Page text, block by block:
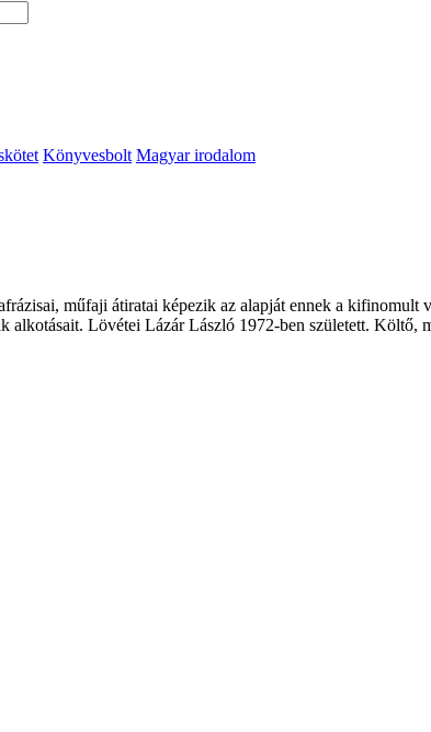
Könyvesbolt Magyar irodalom
műfaji átiratai képezik az alapját ennek a kifinomult
alkotásait. Lövétei Lázár László 1972-ben született. Költő,